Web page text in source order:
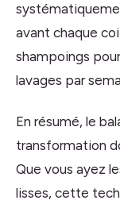
avant chaque
shampoings
lavages par
En résumé, le
transformation
Que vous ayez
lisses, cette